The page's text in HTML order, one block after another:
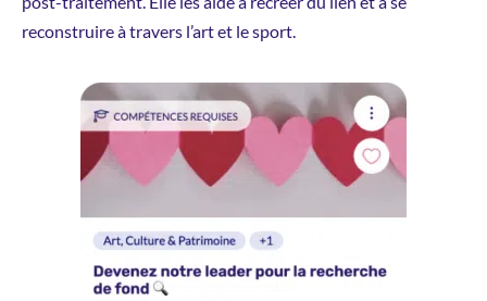
reconstruire à travers l’art et le sport.